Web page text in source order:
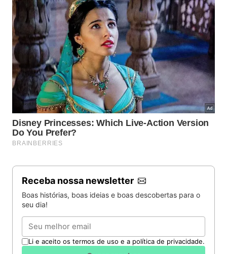
Receba nossa newsletter
Boas histórias, boas ideias e boas descobertas para o
seu dia!
Email
Li e aceito os termos de uso e a política de privacidade.